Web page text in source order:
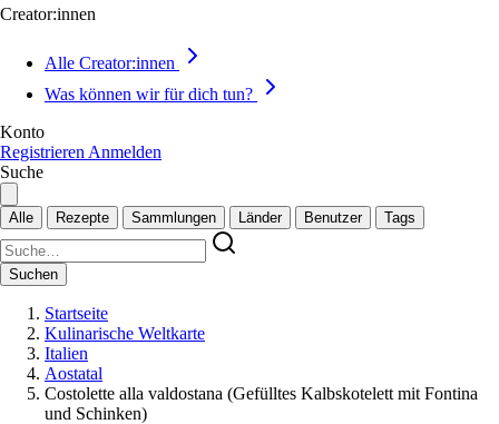
Creator:innen
Alle Creator:innen
Was können wir für dich tun?
Konto
Registrieren Anmelden
Suche
Alle Rezepte Sammlungen Länder Benutzer Tags
Suchen
Startseite
Kulinarische Weltkarte
Italien
Aostatal
Costolette alla valdostana (Gefülltes Kalbskotelett mit Fontina
und Schinken)